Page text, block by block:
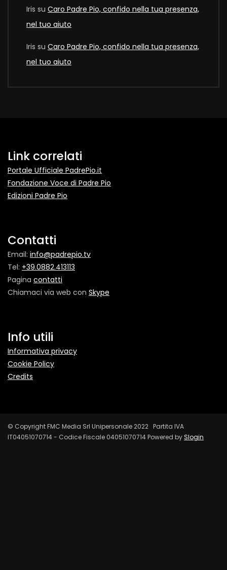
Iris su Caro Padre Pio, confido nella tua presenza,
nel tuo aiuto
Iris su Caro Padre Pio, confido nella tua presenza,
nel tuo aiuto
Link correlati
Portale Ufficiale PadrePio.it
Fondazione Voce di Padre Pio
Edizioni Padre Pio
Contatti
Email: info@padrepio.tv
Tel: +39.0882.413113
Pagina contatti
Chiamaci via web con Skype
Info utili
Informativa privacy
Cookie Policy
Credits
© Copyright FMC Media Srl Unipersonale 2022 Partita IVA
IT04051070714 - Codice Fiscale 04051070714 Powered bySlogin